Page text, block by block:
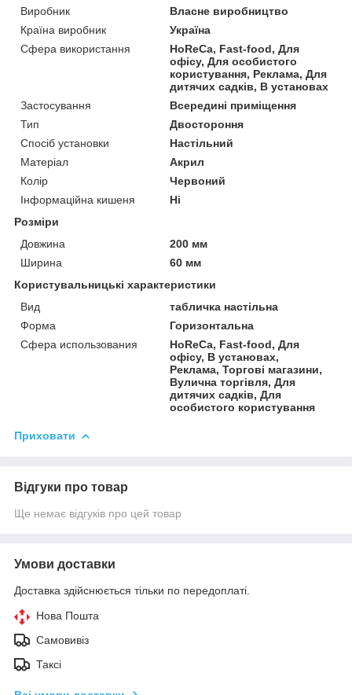
Виробник
Власне виробництво
Країна виробник
Україна
Сфера використання
HoReCa, Fast-food, Для
офісу, Для особистого
користування, Реклама, Для
дитячих садків, В установах
Застосування
Всередині приміщення
Тип
Двостороння
Спосіб установки
Настільний
Матеріал
Акрил
Колір
Червоний
Інформаційна кишеня
Ні
Розміри
Довжина
200 мм
Ширина
60 мм
Користувальницькі характеристики
Вид
табличка настільна
Форма
Горизонтальна
Сфера использования
HoReCa, Fast-food, Для
офісу, В установах,
Реклама, Торгові магазини,
Вулична торгівля, Для
дитячих садків, Для
особистого користування
Приховати
Відгуки про товар
Ще немає відгуків про цей товар
Умови доставки
Доставка здійснюється тільки по передоплаті.
Нова Пошта
Самовивіз
Таксі